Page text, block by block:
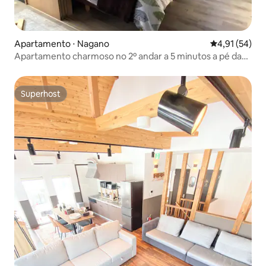
Apartamento ⋅ Nagano 4,91 de uma
4,91 (54)
Apartamento charmoso no 2º andar a 5 minutos a pé da
Superhost
Superhost